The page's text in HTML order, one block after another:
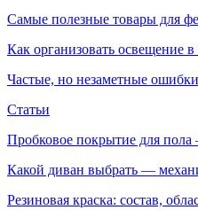
Самые полезные товары для
Как организовать освещение в
Частые, но незаметные
Статьи
Пробковое покрытие для
Какой диван выбрать —
Резиновая краска: состав,